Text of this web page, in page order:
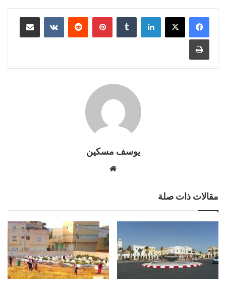
لينكدإن بينتيريست مشاركة عبر البريد
طباعة
يوسف مسكين
مقالات ذات صلة